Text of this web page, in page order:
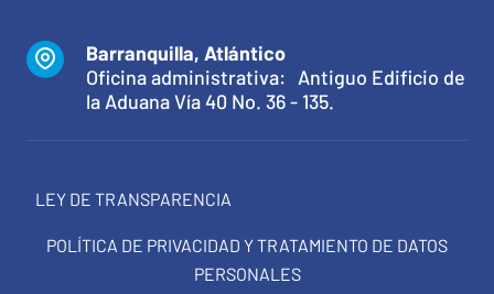
Barranquilla, Atlántico
Oficina administrativa: Antiguo Edificio de
la Aduana Vía 40 No. 36 - 135.
LEY DE TRANSPARENCIA
POLÍTICA DE PRIVACIDAD Y TRATAMIENTO DE DATOS
PERSONALES